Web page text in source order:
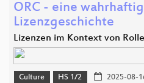
ORC - eine
Lizenzgeschichte
Lizenzen im Kontext von
Culture HS 1/2 2025-08-